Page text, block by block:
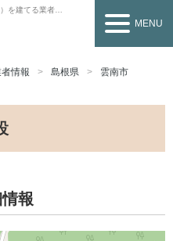
る業者を探すなら
MENU
情報 島根県 雲南市
報